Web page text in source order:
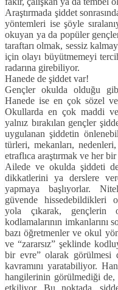
Araştırmada şiddet
yöntemleri ise şöyle
okuyan ya da popüler
taraftarı olmak, sessiz
için olayı büyütmemeyi
radarına girebiliyor.
Hanede de şiddet var!
Gençler okulda olduğu
Hanede ise en çok sözel
Okullarda en çok maddi ve
yalnız bırakılan gençler
uygulanan şiddetin
türleri, mekanları,
etraflıca araştırmak ve her
Ailede ve okulda şiddeti
dikkatlerini ya derslere
yapmaya başlıyorlar.
güvende hissedebildikleri
yola çıkarak, gençlerin
kodlamalarının imkanlarını
bazı öğretmenler ve okul
ve “zararsız” şeklinde
bir evre” olarak görülmesi
kavramını yaratabiliyor.
hangilerinin görülmediği de,